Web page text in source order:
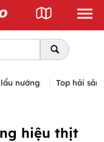
nướng Top hải sản
hiệu thịt